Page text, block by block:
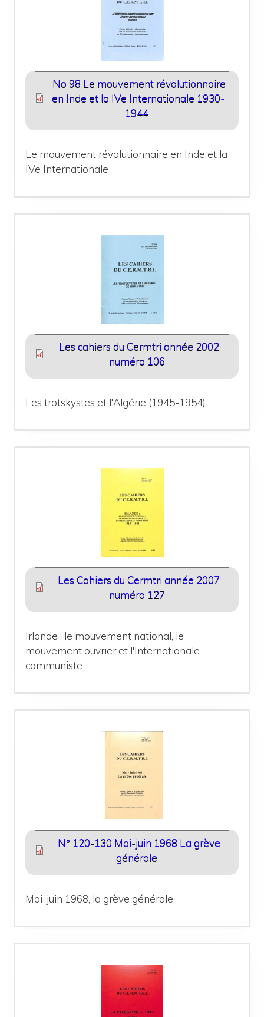
No 98 Le mouvement révolutionnaire
en Inde et la IVe Internationale 1930-
1944
Le mouvement révolutionnaire en Inde et la
IVe Internationale
Les cahiers du Cermtri année 2002
numéro 106
Les trotskystes et l'Algérie (1945-1954)
Les Cahiers du Cermtri année 2007
numéro 127
Irlande : le mouvement national, le
mouvement ouvrier et l'Internationale
communiste
N° 120-130 Mai-juin 1968 La grève
générale
Mai-juin 1968, la grève générale